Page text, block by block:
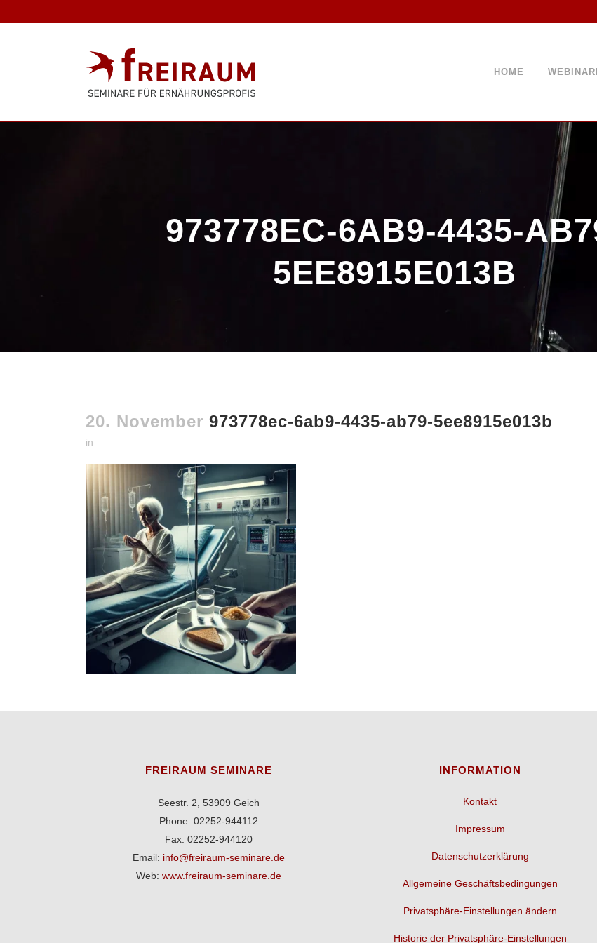
HOME
973778EC-6AB9-4435-
5EE8915E013B
20. November 973778ec-6ab9-4435-ab79-5ee8915e013b
in
FREIRAUM SEMINARE
Seestr. 2, 53909 Geich
Phone: 02252-944112
Fax: 02252-944120
Email: info@freiraum-seminare.de
Web:www.freiraum-seminare.de
INFORMATION
Kontakt
Impressum
Datenschutzerklärung
Allgemeine Geschäftsbedingungen
Privatsphäre-Einstellungen ändern
Historie der Privatsphäre-Einstellungen